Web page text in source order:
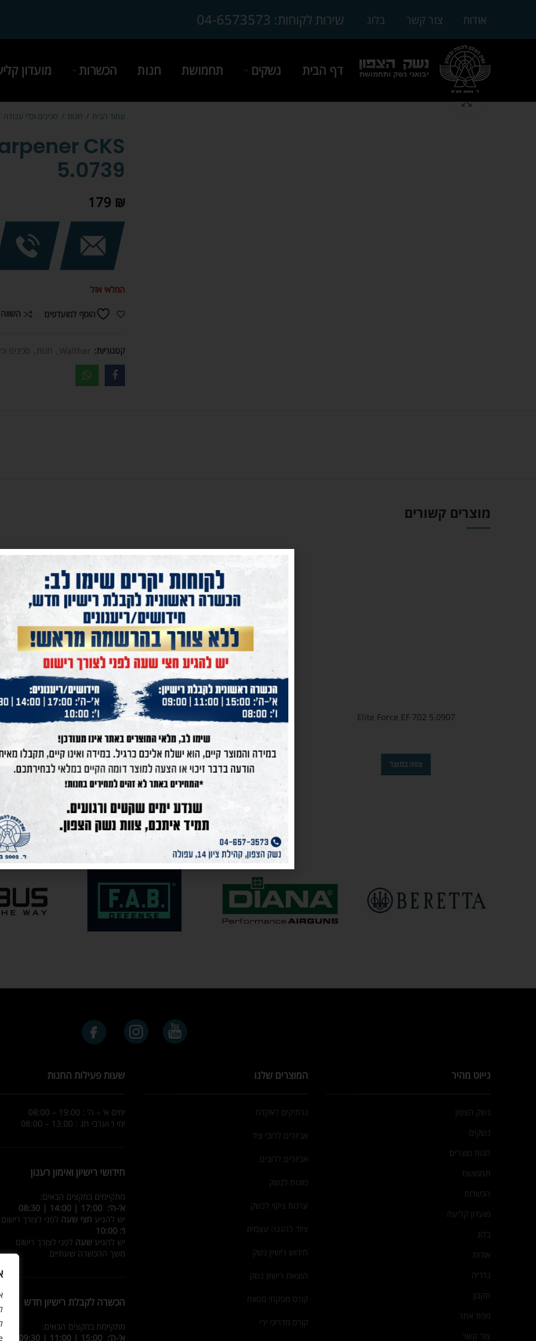
אודות צור קשר בלוג שירות לקוחות: 04-6573573
דף הבית נשקים תחמושת חנות הכשרות מועדון
Click to enlarge
עמוד הבית
חנות סכינים וכלי עבודה
CKS
5.0739
179 ₪
המלאי אזל
הוסף למועדפים
קטגוריות: Walther
, חנות , סכינים
מוצרים קשורים
Elite Force EF 702 5.0907
צפה במוצר
PPS 2796333
קרא עוד
Alutec Expert, right, M-grip
Match Air Rifle
קרא עוד
נייוט מהיר
נשק הצפון
נשקים
חנות מוצרים
תחמושת
הכשרות
מועדון קליעה
בלוג
אודות
גלריה
תקנון
מפת אתר
צור קשר
המוצרים שלנו
נרתיקים לאקדח
אביזרים לרובי ציד
אביזרים לרובים
כוונות לנשק
ערכות ניקוי לנשק
ציוד להגנה עצמית
חידוש רישיון נשק
הוצאת רישיון נשק
קורס מפקחי מטווח
קורס מדריכי ירי
שעות פעילות החנות
ימים א’ – ה’ : 19:00 – 08:00
ימי ו’ וערבי חג : 13:00 – 08:00
חידושי רישיון ואימון רענון
מתקיימים במקצים הבאים:
א’-ה’: 17:00 | 14:00 | 08:30
יש להגיע חצי שעה לפני לצורך רישום
ו’: 10:00
יש להגיע שעה לפני לצורך רישום
משך ההכשרה שעתיים.
הכשרה לקבלת רישיון חדש
מתקיימת במקצים הבאים:
א’-ה’: 15:00 | 11:00 | 09:30